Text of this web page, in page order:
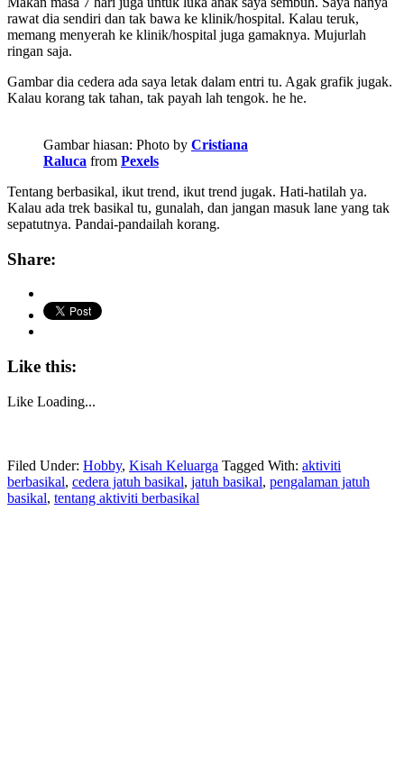
rawat dia sendiri dan tak bawa ke klinik/hospital. Kalau teruk,
memang menyerah ke klinik/hospital juga gamaknya. Mujurlah
ringan saja.
Gambar dia cedera ada saya letak dalam entri tu. Agak grafik jugak.
Kalau korang tak tahan, tak payah lah tengok. he he.
Gambar hiasan: Photo by Cristiana
Raluca from Pexels
Tentang berbasikal, ikut trend, ikut trend jugak. Hati-hatilah ya.
Kalau ada trek basikal tu, gunalah, dan jangan masuk lane yang tak
sepatutnya. Pandai-pandailah korang.
Share:
Like this:
Like Loading...
Filed Under: Hobby, Kisah Keluarga Tagged With: aktiviti
berbasikal, cedera jatuh basikal, jatuh basikal, pengalaman jatuh
basikal, tentang aktiviti berbasikal